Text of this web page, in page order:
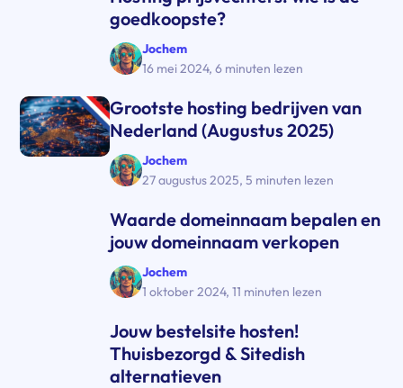
goedkoopste?
Jochem
16 mei 2024,6 minuten lezen
Grootste hosting bedrijven van
Nederland (Augustus 2025)
Jochem
27 augustus 2025,5 minuten lezen
Waarde domeinnaam bepalen en
jouw domeinnaam verkopen
Jochem
1 oktober 2024,11 minuten lezen
Jouw bestelsite hosten!
Thuisbezorgd & Sitedish
alternatieven